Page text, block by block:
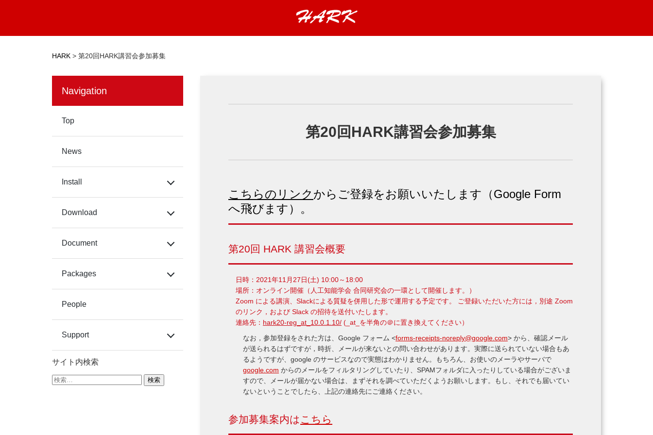
HARK > 第20回HARK講習会参加募集
第20回HARK講習会参加募集
こちらのリンク からご登録をお願いいたします（Google Form
へ飛びます）。
第20回 HARK 講習会概要
日時：2021年11月27日(土) 10:00～18:00
場所：オンライン開催（人工知能学会 合同研究会の一環として開催します。）
Zoom による講演、Slackによる質疑を併用した形で運用する予定です。 ご登録いただいた方には，別途 Zoom
のリンク，および Slack の招待を送付いたします。
連絡先： hark20-reg_at_10.0.1.10/ (_at_を半角の＠に置き換えてください）
なお，参加登録をされた方は、Google フォーム <forms-receipts-noreply@google.com> から、確認メール
が送られるはずですが，時折、メールが来ないとの問い合わせがあります。実際に送られていない場合もあ
るようですが、google のサービスなので実態はわかりません。もちろん、お使いのメーラやサーバで
google.com からのメールをフィルタリングしていたり、SPAMフォルダに入ったりしている場合がございま
すので、メールが届かない場合は、まずそれを調べていただくようお願いします。もし、それでも届いてい
ないということでしたら、上記の連絡先にご連絡ください。
参加募集案内は こちら
Navigation
Top
News
Install
Download
Document
Packages
People
Support
サイト内検索
検